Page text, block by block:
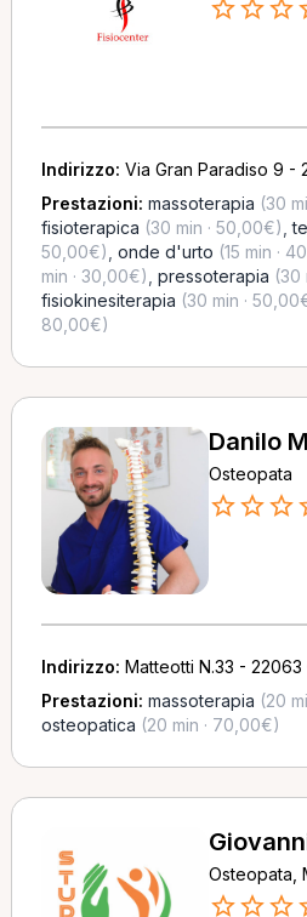
Indirizzo: Via Gran Paradiso 9 -
Prestazioni: massoterapia (30
fisioterapica (30 min · 50,00€) ,
50,00€) onde d'urto (15 min ·
min · 30,00€) pressoterapia (30
fisiokinesiterapia (30 min ·
80,00€)
Danilo
Osteopata
Indirizzo: Matteotti N.33 - 22063
Prestazioni: massoterapia (20
osteopatica (20 min · 70,00€)
Osteopata,